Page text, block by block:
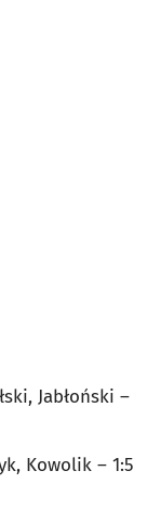
Jabłoński –
Kowolik – 1:5